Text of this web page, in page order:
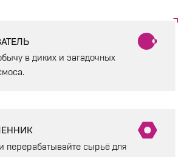
в диких и загадочных
перерабатывайте сырьё для